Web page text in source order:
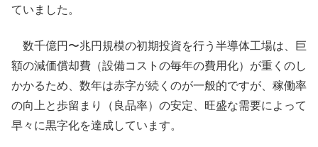
ていました。
数千億円〜兆円規模の初期投資を行う半導体工場は、巨
額の減価償却費（設備コストの毎年の費用化）が重くのし
かかるため、数年は赤字が続くのが一般的ですが、稼働率
の向上と歩留まり（良品率）の安定、旺盛な需要によって
早々に黒字化を達成しています。